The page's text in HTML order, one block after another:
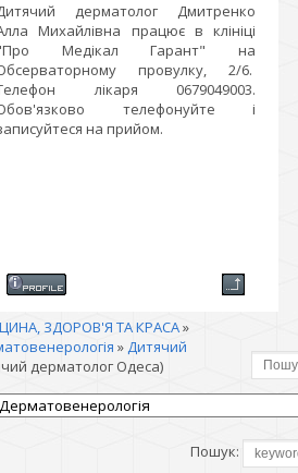
дерматолог Дмитренко
Михайлівна працює в клініці
Медікал Гарант" на
провулку, 2/6.
лікаря 0679049003.
телефонуйте і
на прийом.
ЗДОРОВ'Я ТА КРАСА»
»Дитячий
дерматолог Одеса)
Пошук: